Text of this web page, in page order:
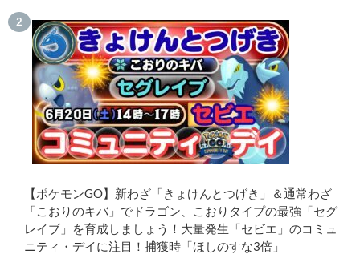
【ポケモンGO】新わざ「きょけんとつげき」＆通常わざ
「こおりのキバ」でドラゴン、こおりタイプの最強「セグ
レイブ」を育成しましょう！大量発生「セビエ」のコミュ
ニティ・デイに注目！捕獲時「ほしのすな3倍」